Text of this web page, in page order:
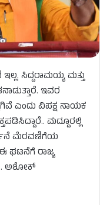
ಸಿದ್ದರಾಮಯ್ಯ ಮತ್ತು
ಇವರ
ಎಂದು ವಿಪಕ್ಷ ನಾಯಕ
ಮದ್ದೂರಲ್ಲಿ
ಮೆರವಣಿಗೆಯ
ಘಟನೆಗೆ ರಾಜ್ಯ
ಅಶೋಕ್